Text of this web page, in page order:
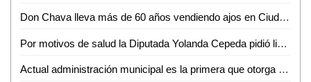
Don Chava lleva más de 60 años vendiendo ajos en Ciudad Valles
Por motivos de salud la Diputada Yolanda Cepeda pidió licencia a su cargo
Actual administración municipal es la primera que otorga becas al Tecnológico de Ciudad Valles: Rebeca Robledo